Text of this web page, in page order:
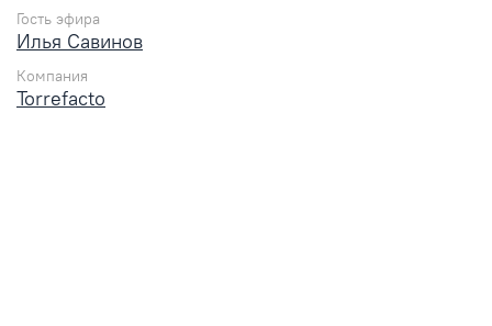
Гость эфира
Илья Савинов
Компания
Torrefacto